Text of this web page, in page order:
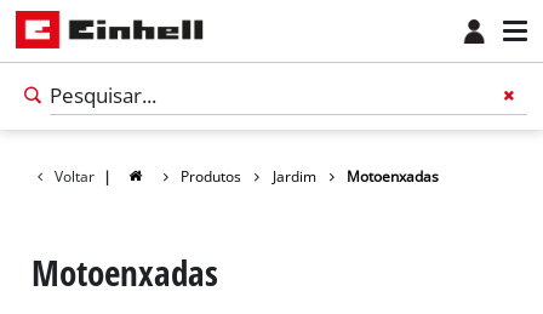
Voltar | Produtos Jardim Motoenxadas
Motoenxadas